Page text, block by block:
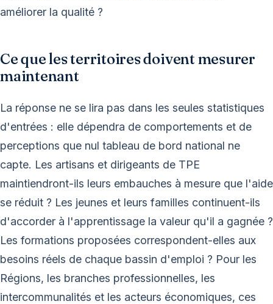
améliorer la qualité ?
Ce que les territoires doivent mesurer
maintenant
La réponse ne se lira pas dans les seules statistiques
d'entrées : elle dépendra de comportements et de
perceptions que nul tableau de bord national ne
capte. Les artisans et dirigeants de TPE
maintiendront-ils leurs embauches à mesure que l'aide
se réduit ? Les jeunes et leurs familles continuent-ils
d'accorder à l'apprentissage la valeur qu'il a gagnée ?
Les formations proposées correspondent-elles aux
besoins réels de chaque bassin d'emploi ? Pour les
Régions, les branches professionnelles, les
intercommunalités et les acteurs économiques, ces